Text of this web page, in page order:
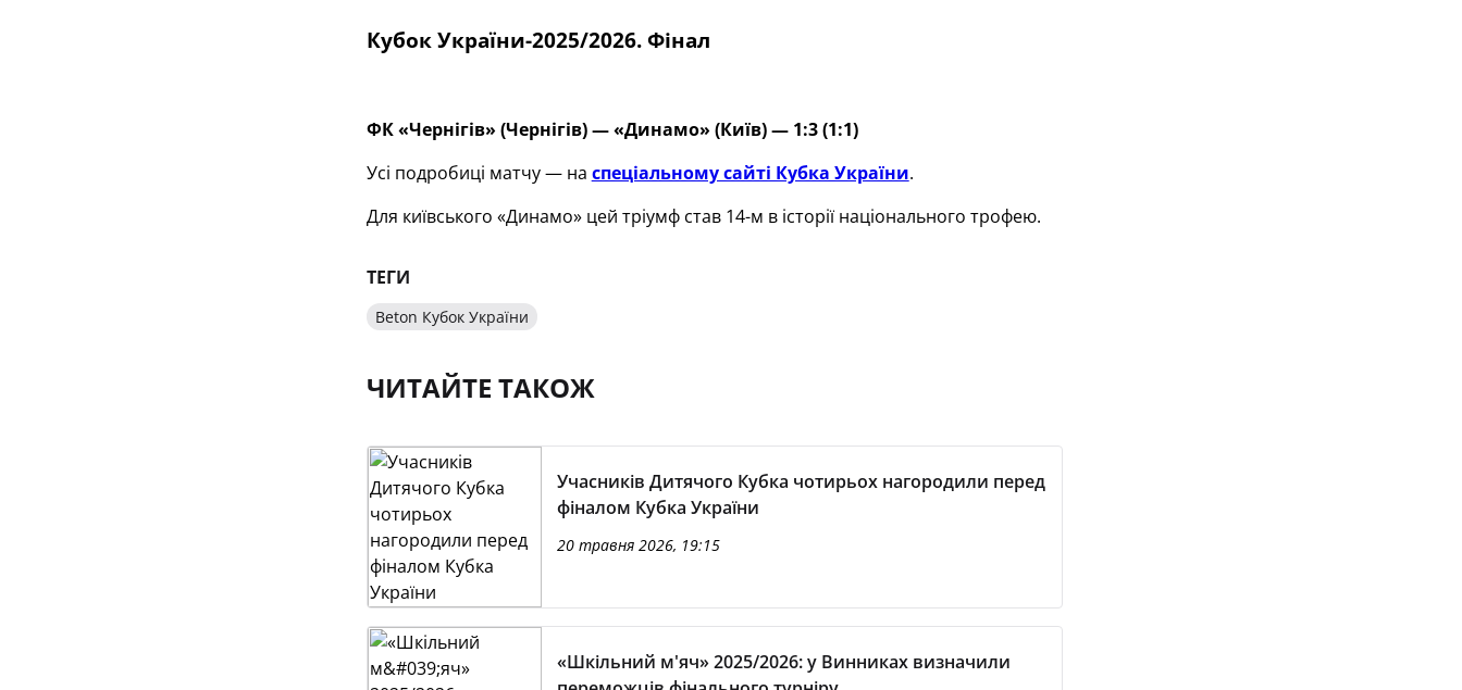
Кубок України-2025/2026. Фінал
ФК «Чернігів» (Чернігів) — «Динамо» (Київ) — 1:3 (1:1)
Усі подробиці матчу — на спеціальному сайті Кубка України.
Для київського «Динамо» цей тріумф став 14-м в історії національного трофею.
ТЕГИ
Beton Кубок України
ЧИТАЙТЕ ТАКОЖ
Учасників Дитячого Кубка чотирьох нагородили перед
фіналом Кубка України
20 травня 2026, 19:15
«Шкільний м'яч» 2025/2026: у Винниках визначили